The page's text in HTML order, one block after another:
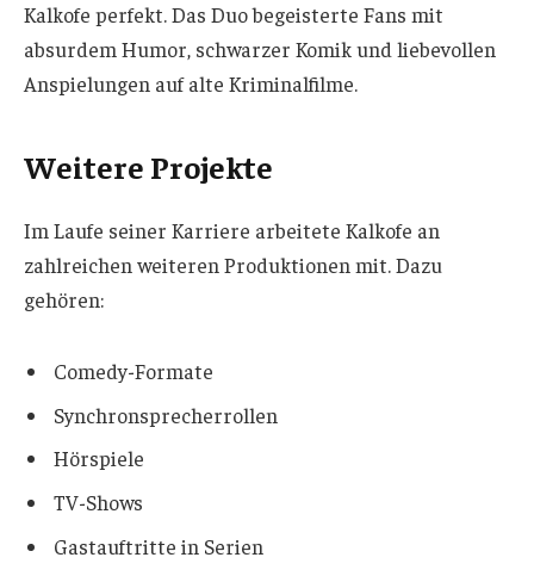
Kalkofe perfekt. Das Duo begeisterte Fans mit
absurdem Humor, schwarzer Komik und liebevollen
Anspielungen auf alte Kriminalfilme.
Weitere Projekte
Im Laufe seiner Karriere arbeitete Kalkofe an
zahlreichen weiteren Produktionen mit. Dazu
gehören:
Comedy-Formate
Synchronsprecherrollen
Hörspiele
TV-Shows
Gastauftritte in Serien